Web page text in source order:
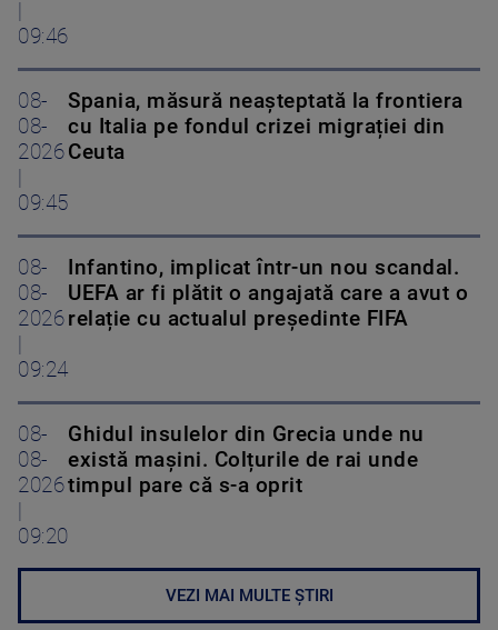
09:46
08-
08-
2026
09:45
Spania, măsură neașteptată la frontiera
cu Italia pe fondul crizei migrației din
Ceuta
08-
08-
2026
09:24
Infantino, implicat într-un nou scandal.
UEFA ar fi plătit o angajată care a avut o
relație cu actualul președinte FIFA
08-
08-
2026
09:20
Ghidul insulelor din Grecia unde nu
există mașini. Colțurile de rai unde
timpul pare că s-a oprit
VEZI MAI MULTE ȘTIRI